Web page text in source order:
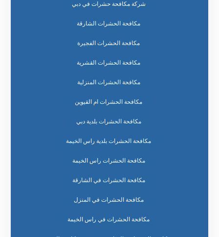
شركة مكافحة حشرات في دبي
مكافحة الحشرات الشارقة
مكافحة الحشرات الفجيرة
مكافحة الحشرات القشرية
مكافحة الحشرات المنزلية
مكافحة الحشرات ام القيوين
مكافحة الحشرات بلدية دبي
مكافحة الحشرات بلدية راس الخيمة
مكافحة الحشرات راس الخيمة
مكافحة الحشرات في الشارقة
مكافحة الحشرات في المنزل
مكافحة الحشرات في راس الخيمة